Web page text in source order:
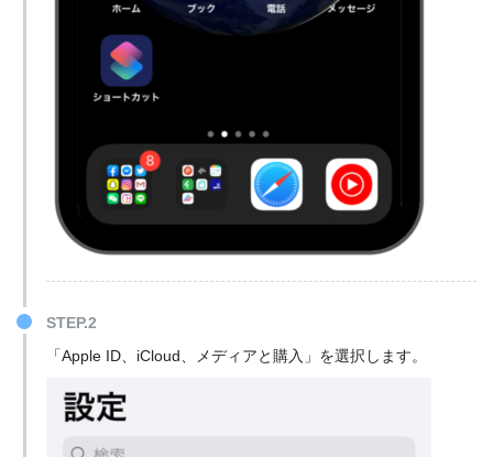
STEP.2
「Apple ID、iCloud、メディアと購入」を選択します。